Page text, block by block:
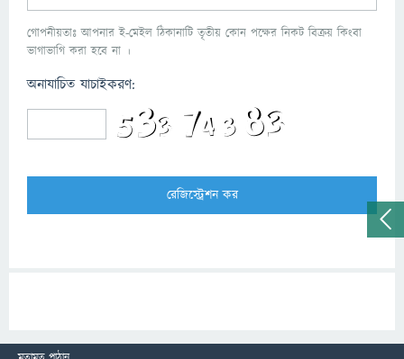
গোপনীয়তাঃ আপনার ই-মেইল ঠিকানাটি তৃতীয় কোন পক্ষের নিকট বিক্রয় কিংবা
ভাগাভাগি করা হবে না ।
অনাযাচিত যাচাইকরণ: